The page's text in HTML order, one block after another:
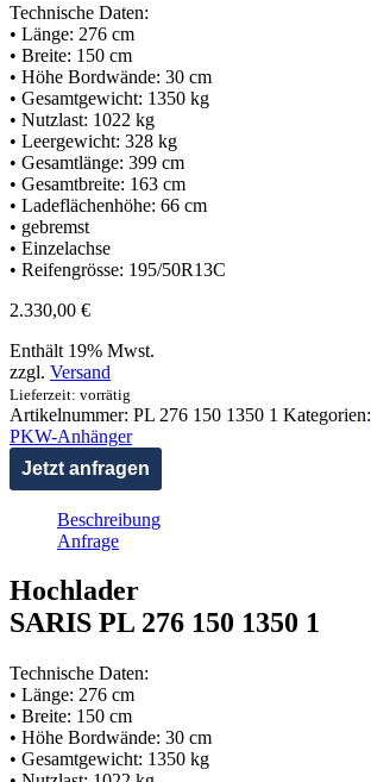
Technische Daten:
• Länge: 276 cm
• Breite: 150 cm
• Höhe Bordwände: 30 cm
• Gesamtgewicht: 1350 kg
• Nutzlast: 1022 kg
• Leergewicht: 328 kg
• Gesamtlänge: 399 cm
• Gesamtbreite: 163 cm
• Ladeflächenhöhe: 66 cm
• gebremst
• Einzelachse
• Reifengrösse: 195/50R13C
2.330,00 €
Enthält 19% Mwst.
zzgl. Versand
Lieferzeit: vorrätig
Artikelnummer: PL 276 150 1350 1 Kategorien:
PKW-Anhänger
Jetzt anfragen
Beschreibung
Anfrage
Hochlader
SARIS PL 276 150 1350 1
Technische Daten:
• Länge: 276 cm
• Breite: 150 cm
• Höhe Bordwände: 30 cm
• Gesamtgewicht: 1350 kg